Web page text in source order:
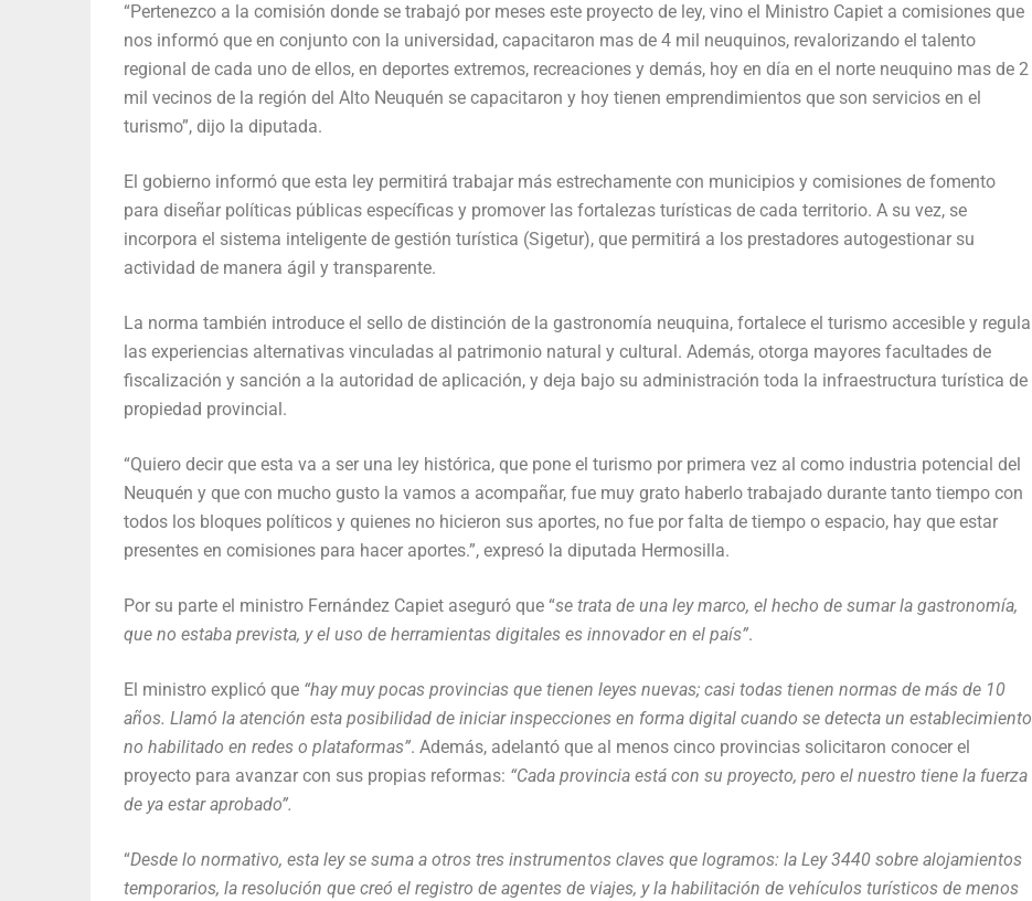
“Pertenezco a la comisión donde se trabajó por meses este proyecto de ley, vino el Ministro Capiet a comisiones que
nos informó que en conjunto con la universidad, capacitaron mas de 4 mil neuquinos, revalorizando el talento
regional de cada uno de ellos, en deportes extremos, recreaciones y demás, hoy en día en el norte neuquino mas de 2
mil vecinos de la región del Alto Neuquén se capacitaron y hoy tienen emprendimientos que son servicios en el
turismo”, dijo la diputada.
El gobierno informó que esta ley permitirá trabajar más estrechamente con municipios y comisiones de fomento
para diseñar políticas públicas específicas y promover las fortalezas turísticas de cada territorio. A su vez, se
incorpora el sistema inteligente de gestión turística (Sigetur), que permitirá a los prestadores autogestionar su
actividad de manera ágil y transparente.
La norma también introduce el sello de distinción de la gastronomía neuquina, fortalece el turismo accesible y regula
las experiencias alternativas vinculadas al patrimonio natural y cultural. Además, otorga mayores facultades de
fiscalización y sanción a la autoridad de aplicación, y deja bajo su administración toda la infraestructura turística de
propiedad provincial.
“Quiero decir que esta va a ser una ley histórica, que pone el turismo por primera vez al como industria potencial del
Neuquén y que con mucho gusto la vamos a acompañar, fue muy grato haberlo trabajado durante tanto tiempo con
todos los bloques políticos y quienes no hicieron sus aportes, no fue por falta de tiempo o espacio, hay que estar
presentes en comisiones para hacer aportes.”, expresó la diputada Hermosilla.
Por su parte el ministro Fernández Capiet aseguró que “se trata de una ley marco, el hecho de sumar la gastronomía,
que no estaba prevista, y el uso de herramientas digitales es innovador en el país”.
El ministro explicó que “hay muy pocas provincias que tienen leyes nuevas; casi todas tienen normas de más de 10
años. Llamó la atención esta posibilidad de iniciar inspecciones en forma digital cuando se detecta un establecimiento
no habilitado en redes o plataformas”. Además, adelantó que al menos cinco provincias solicitaron conocer el
proyecto para avanzar con sus propias reformas: “Cada provincia está con su proyecto, pero el nuestro tiene la fuerza
de ya estar aprobado”.
“Desde lo normativo, esta ley se suma a otros tres instrumentos claves que logramos: la Ley 3440 sobre alojamientos
temporarios, la resolución que creó el registro de agentes de viajes, y la habilitación de vehículos turísticos de menos